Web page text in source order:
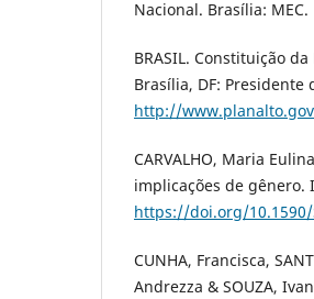
Nacional. Brasília: MEC.
BRASIL. Constituição
Brasília, DF: Presidente
http://
CARVALHO, Maria
implicações de gênero.
https://doi.org/10.1590/
CUNHA, Francisca,
Andrezza & SOUZA,